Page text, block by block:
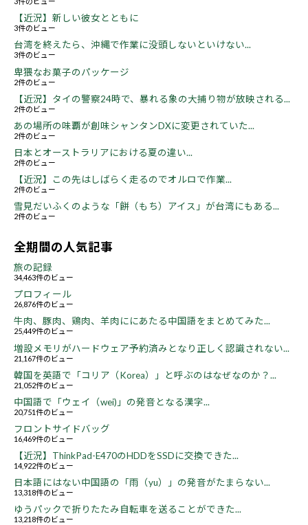
【近況】新しい彼女とともに
3件のビュー
台湾を終えたら、沖縄で作業に没頭しないといけない...
3件のビュー
卑猥なお菓子のパッケージ
2件のビュー
【近況】タイの警察24時で、暴れる象の大捕り物が放映される...
2件のビュー
あの場所の味覇が創味シャンタンDXに変更されていた...
2件のビュー
日本とオーストラリアにおける夏の違い...
2件のビュー
【近況】この先はしばらく走るのでオルロで作業...
2件のビュー
雪見だいふくのような「餅（もち）アイス」が台湾にもある...
2件のビュー
全期間の人気記事
旅の記録
34,463件のビュー
プロフィール
26,876件のビュー
牛肉、豚肉、鶏肉、羊肉ににあたる中国語をまとめてみた...
25,449件のビュー
増設メモリがハードウェア予約済みとなり正しく認識されない...
21,167件のビュー
韓国を英語で「コリア（Korea）」と呼ぶのはなぜなのか？...
21,052件のビュー
中国語で「ウェイ（wei)」の発音となる漢字...
20,751件のビュー
フロントサイドバッグ
16,469件のビュー
【近況】ThinkPad-E470のHDDをSSDに交換できた...
14,922件のビュー
日本語にはない中国語の「雨（yu）」の発音がたまらない...
13,318件のビュー
ゆうパックで折りたたみ自転車を送ることができた...
13,218件のビュー